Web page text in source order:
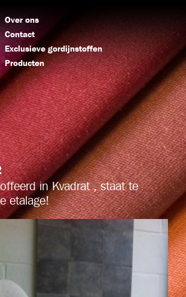
Over ons
Contact
Exclusieve gordijnstoffen
Producten
in Kvadrat , staat te
etalage!